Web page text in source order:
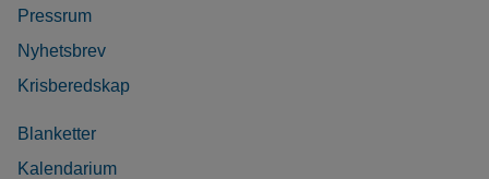
Pressrum
Nyhetsbrev
Krisberedskap
Blanketter
Kalendarium